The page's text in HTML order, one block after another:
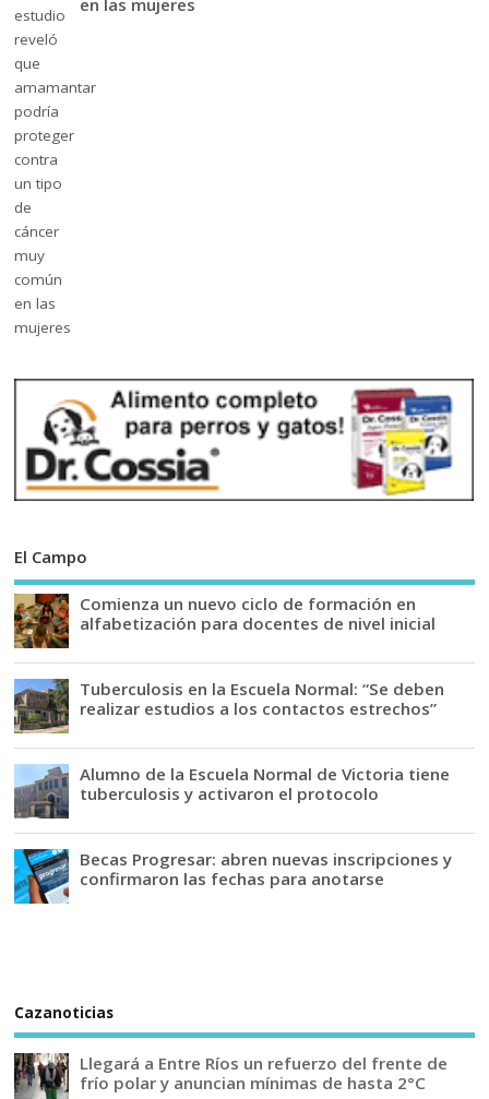
en las mujeres
El Campo
Comienza un nuevo ciclo de formación en
alfabetización para docentes de nivel inicial
Tuberculosis en la Escuela Normal: “Se deben
realizar estudios a los contactos estrechos”
Alumno de la Escuela Normal de Victoria tiene
tuberculosis y activaron el protocolo
Becas Progresar: abren nuevas inscripciones y
confirmaron las fechas para anotarse
Cazanoticias
Llegará a Entre Ríos un refuerzo del frente de
frío polar y anuncian mínimas de hasta 2°C